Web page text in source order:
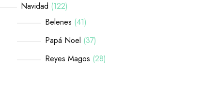
Navidad 122
Belenes 41
Papá Noel 37
Reyes Magos 28